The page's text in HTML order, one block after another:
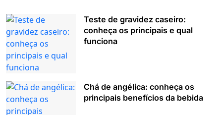
Teste de gravidez caseiro:
conheça os principais e qual
funciona
Chá de angélica: conheça os
principais benefícios da bebida